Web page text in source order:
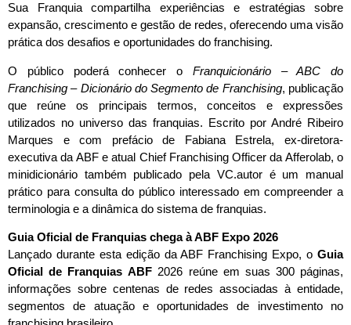
Sua Franquia compartilha experiências e estratégias sobre
expansão, crescimento e gestão de redes, oferecendo uma visão
prática dos desafios e oportunidades do franchising.
O público poderá conhecer o Franquicionário – ABC do
Franchising – Dicionário do Segmento de Franchising, publicação
que reúne os principais termos, conceitos e expressões
utilizados no universo das franquias. Escrito por André Ribeiro
Marques e com prefácio de Fabiana Estrela, ex-diretora-
executiva da ABF e atual Chief Franchising Officer da Afferolab, o
minidicionário também publicado pela VC.autor é um manual
prático para consulta do público interessado em compreender a
terminologia e a dinâmica do sistema de franquias.
Guia Oficial de Franquias chega à ABF Expo 2026
Lançado durante esta edição da ABF Franchising Expo, o Guia
Oficial de Franquias ABF 2026 reúne em suas 300 páginas,
informações sobre centenas de redes associadas à entidade,
segmentos de atuação e oportunidades de investimento no